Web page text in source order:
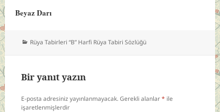
Beyaz Darı
Kategoriler
Rüya Tabirleri “B” Harfi Rüya Tabiri Sözlüğü
Bir yanıt yazın
E-posta adresiniz yayınlanmayacak.Gerekli alanlar* ile
işaretlenmişlerdir